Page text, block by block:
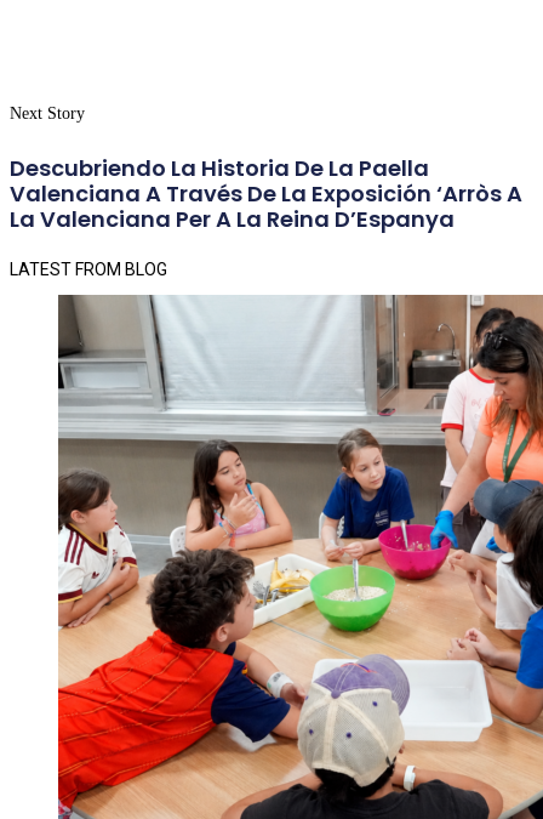
Next Story
Descubriendo La Historia De La Paella
Valenciana A Través De La Exposición ‘Arròs A
La Valenciana Per A La Reina D’Espanya
LATEST FROM BLOG